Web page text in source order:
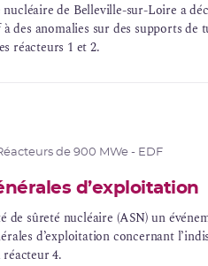
de Belleville-sur-Loire a
des anomalies sur des supports de
réacteurs 1 et 2.
de 900 MWe - EDF
d’exploitation
de sûreté nucléaire (ASN) un
d’exploitation concernant
4.